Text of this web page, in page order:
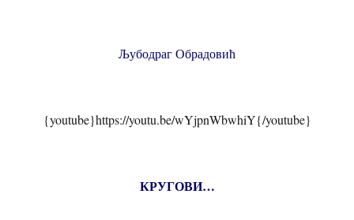
Љубодраг Обрадовић
{youtube}https://youtu.be/wYjpnWbwhiY{/youtube}
КРУГОВИ…